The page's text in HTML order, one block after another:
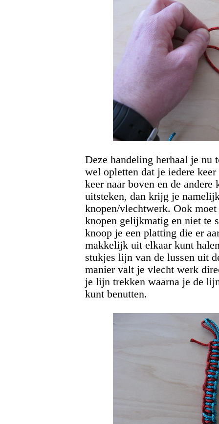
Deze handeling herhaal je nu
wel opletten dat je iedere
keer naar boven en de andere
uitsteken, dan krijg je
knopen/vlechtwerk. Ook
knopen gelijkmatig en niet te
knoop je een platting die er
makkelijk uit elkaar kunt
stukjes lijn van de lussen uit
manier valt je vlecht werk
je lijn trekken waarna je de
kunt benutten.